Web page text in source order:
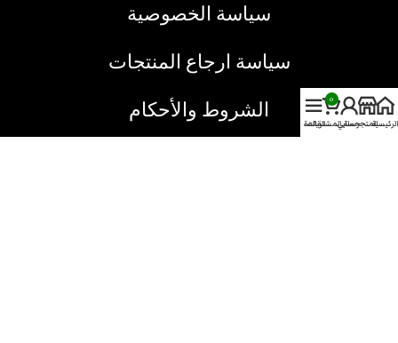
سياسة الخصوصية
سياسة ارجاع المنتجات
الشروط والأحكام
الرئيسيةالمتجرحسابي
0
سلة المشتريات
القائمة